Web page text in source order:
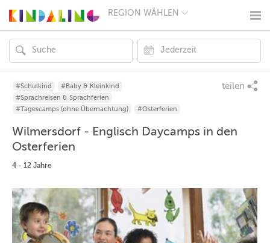
REGION WÄHLEN
MÜNCHEN
HAMBURG
FRANKFURT
KÖLN
DÜSSELDORF
ESSEN
LEIPZIG
ANDERE
REGIONEN
#Schulkind
#Baby & Kleinkind
#Sprachreisen & Sprachferien
#Tagescamps (ohne Übernachtung)
#Osterferien
teilen
Wilmersdorf - Englisch Daycamps in den
Osterferien
4 - 12 Jahre